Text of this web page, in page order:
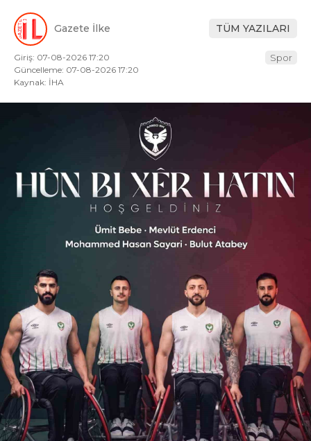
Gazete İlke TÜM YAZILARI
Giriş: 07-08-2026 17:20
Güncelleme: 07-08-2026 17:20
Kaynak: İHA
Spor